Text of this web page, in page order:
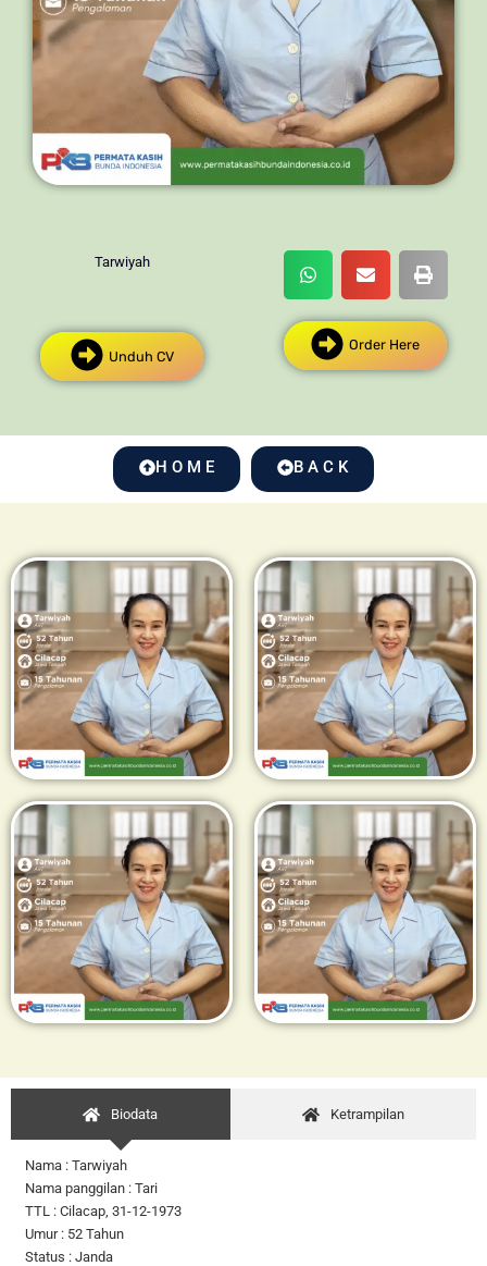
Tarwiyah
Unduh CV
Order Here
H O M E B A C K
Biodata Ketrampilan
Nama : Tarwiyah
Nama panggilan : Tari
TTL : Cilacap, 31-12-1973
Umur : 52 Tahun
Status : Janda